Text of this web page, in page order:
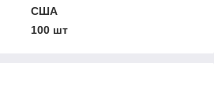
США
100 шт